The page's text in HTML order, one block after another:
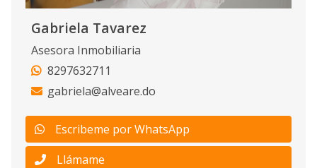
Gabriela Tavarez
Asesora Inmobiliaria
8297632711
gabriela@alveare.do
Escribeme por WhatsApp
Llámame